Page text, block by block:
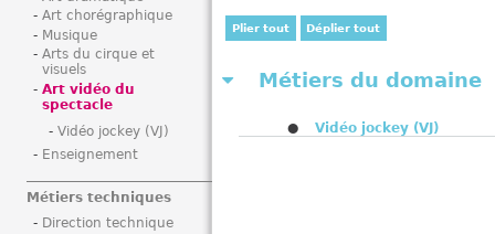
e
Plier tout Déplier tout
Métiers du domaine
Vidéo jockey (VJ)
Art chorégraphique
Musique
Arts du cirque et
visuels
Art vidéo du
spectacle
Vidéo jockey (VJ)
Enseignement
Métiers techniques
Direction technique